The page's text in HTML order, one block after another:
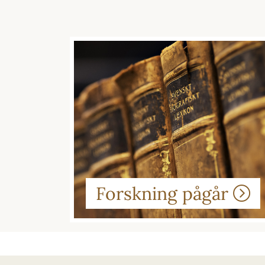
Forskning pågår